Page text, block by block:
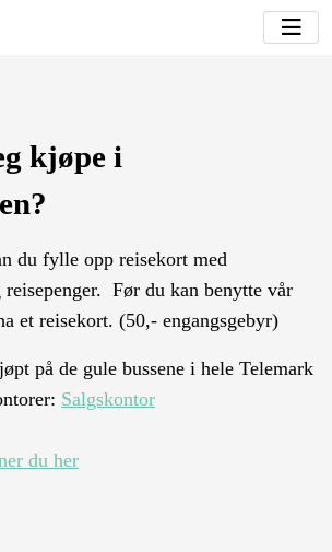
kjøpe i
du fylle opp reisekort med
Før du kan benytte vår
et reisekort. (50,- engangsgebyr)
på de gule bussene i hele Telemark
Salgskontor
du her